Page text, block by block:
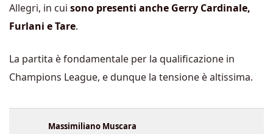
Allegri, in cui sono presenti anche Gerry Cardinale,
Furlani e Tare.
La partita è fondamentale per la qualificazione in
Champions League, e dunque la tensione è altissima.
Massimiliano Muscara